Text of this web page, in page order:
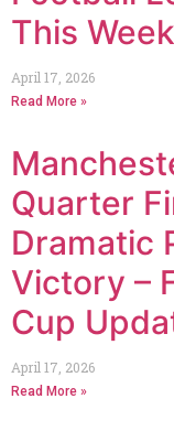
This Week
April 17, 2026
Read More »
Quarter
Dramatic
Victory –
Cup
April 17, 2026
Read More »